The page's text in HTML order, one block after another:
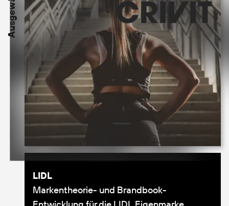
LIDL
Markentheorie- und Brandbook-